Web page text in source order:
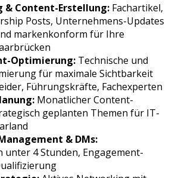
& Content-Erstellung: Fachartikel,
Posts, Unternehmens-Updates
markenkonform für Ihre
Optimierung: Technische und
für maximale Sichtbarkeit
Führungskräfte, Fachexperten
Monatlicher Content-
geplanten Themen für IT-
& DMs:
unter 4 Stunden, Engagement-